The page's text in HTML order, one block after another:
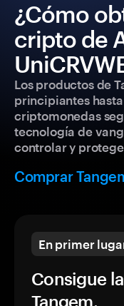
¿Cómo
cripto de
Los productos de
principiantes
criptomonedas
tecnología de
controlar y
Comprar
En primer
Consigue
Tangem.